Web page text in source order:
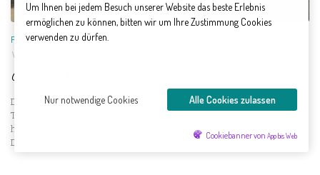
PAZIFISCHER NORDWESTEN/
VON
Columbia River Gorge
Der Morgen zeigt sich etwas wolkenverhangen, was sich im Laufe des
Tages aber geben wird. Gestern freuten wir uns noch über diese Wolken,
heute wollen wir eigentlich viel Zeit in der Nähe von Wasser verbringen.
Da kann es ruhig etwas...
Um Ihnen bei jedem Besuch unserer Website das beste Erlebnis
ermöglichen zu können, bitten wir um Ihre Zustimmung Cookies
verwenden zu dürfen.
Nur notwendige Cookies Alle Cookies zulassen
Cookiebanner von App bis Web